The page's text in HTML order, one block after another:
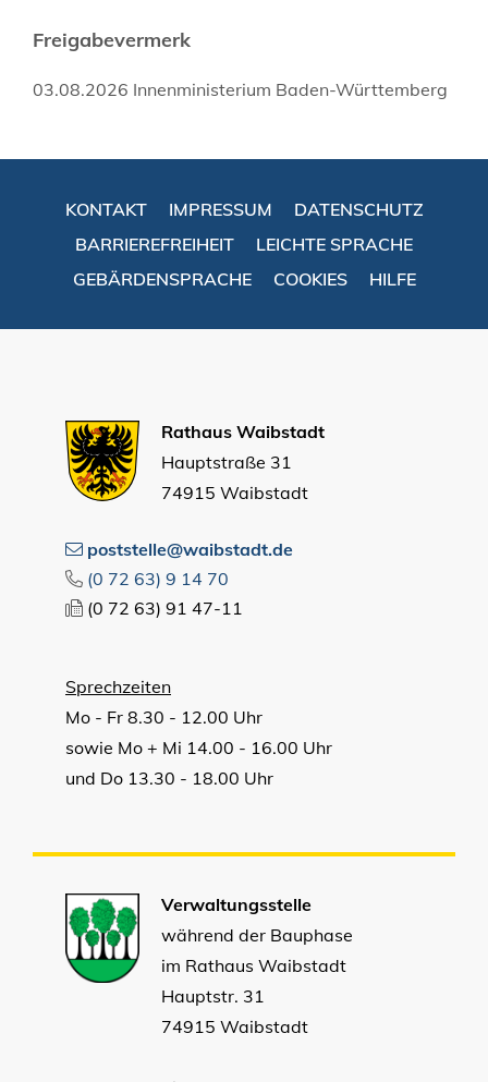
Freigabevermerk
03.08.2026 Innenministerium Baden-Württemberg
KONTAKT IMPRESSUM
DATENSCHUTZ
BARRIEREFREIHEIT
LEICHTE SPRACHE
GEBÄRDENSPRACHE
COOKIES HILFE
Rathaus Waibstadt
Hauptstraße 31
74915 Waibstadt
poststelle@waibstadt.de
(0 72 63) 9 14 70
(0 72 63) 91 47-11
Sprechzeiten
Mo - Fr 8.30 - 12.00 Uhr
sowie Mo + Mi 14.00 - 16.00 Uhr
und Do 13.30 - 18.00 Uhr
Verwaltungsstelle
während der Bauphase
im Rathaus Waibstadt
Hauptstr. 31
74915 Waibstadt